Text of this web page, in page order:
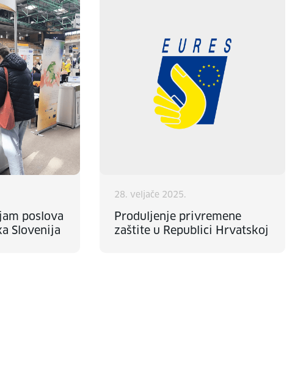
poslova
Slovenija
28. veljače 2025.
Produljenje privremene
zaštite u Republici Hrvatskoj